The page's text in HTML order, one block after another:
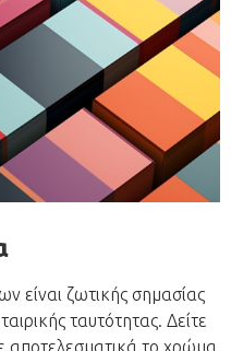
είναι ζωτικής σημασίας
ταυτότητας. Δείτε